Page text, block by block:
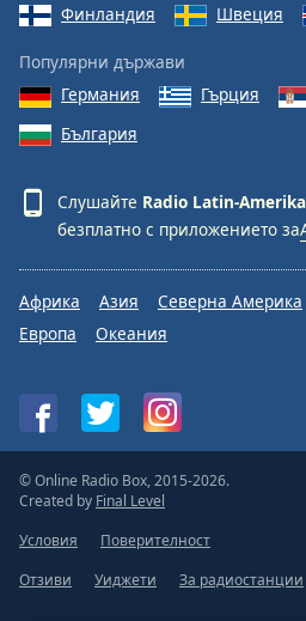
Финландия
Швеция
Популярни държави
Германия
Гърция
България
Слушайте Radio Latin-Amerika
безплатно с приложението за
Африка Азия Северна Америка
Европа
Океания
© Online Radio Box, 2015-2026.
Created by Final Level
Условия
Поверителност
Отзиви
Уиджети За радиостанции